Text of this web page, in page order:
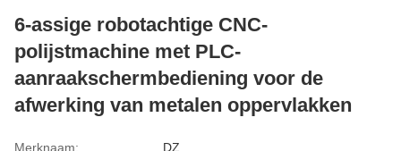
6-assige robotachtige CNC-
polijstmachine met PLC-
aanraakschermbediening voor de
afwerking van metalen oppervlakken
Merknaam: DZ